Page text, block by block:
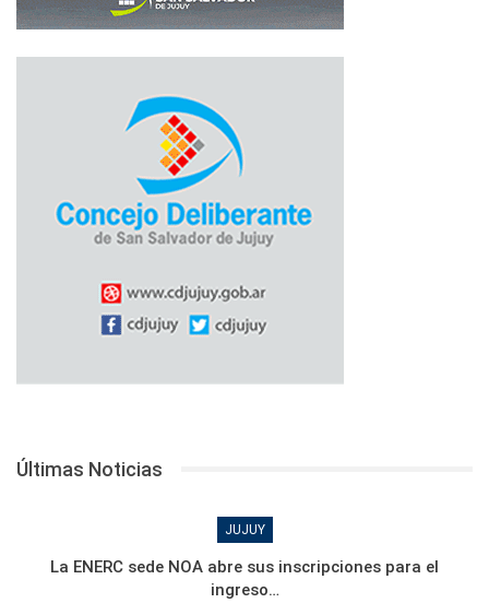
Últimas Noticias
JUJUY
La ENERC sede NOA abre sus inscripciones para el
ingreso…